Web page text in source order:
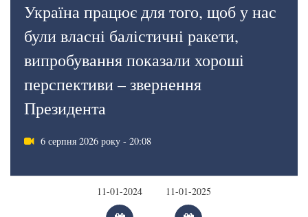
Україна працює для того, щоб у нас
були власні балістичні ракети,
випробування показали хороші
перспективи – звернення
Президента
6 серпня 2026 року - 20:08